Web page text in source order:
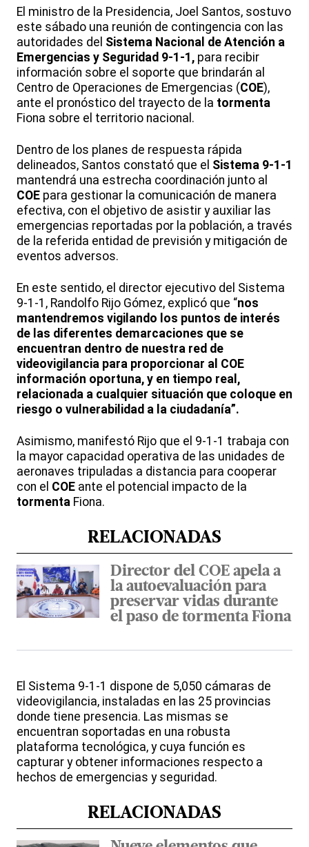
El ministro de la Presidencia, Joel Santos, sostuvo
este sábado una reunión de contingencia con las
autoridades del Sistema Nacional de Atención a
Emergencias y Seguridad 9-1-1, para recibir
información sobre el soporte que brindarán al
Centro de Operaciones de Emergencias (COE),
ante el pronóstico del trayecto de la tormenta
Fiona sobre el territorio nacional.
Dentro de los planes de respuesta rápida
delineados, Santos constató que el Sistema 9-1-1
mantendrá una estrecha coordinación junto al
COE para gestionar la comunicación de manera
efectiva, con el objetivo de asistir y auxiliar las
emergencias reportadas por la población, a través
de la referida entidad de previsión y mitigación de
eventos adversos.
En este sentido, el director ejecutivo del Sistema
9-1-1, Randolfo Rijo Gómez, explicó que “nos
mantendremos vigilando los puntos de interés
de las diferentes demarcaciones que se
encuentran dentro de nuestra red de
videovigilancia para proporcionar al COE
información oportuna, y en tiempo real,
relacionada a cualquier situación que coloque en
riesgo o vulnerabilidad a la ciudadanía”.
Asimismo, manifestó Rijo que el 9-1-1 trabaja con
la mayor capacidad operativa de las unidades de
aeronaves tripuladas a distancia para cooperar
con el COE ante el potencial impacto de la
tormenta Fiona.
RELACIONADAS
Director del COE apela a
la autoevaluación para
preservar vidas durante
el paso de tormenta Fiona
El Sistema 9-1-1 dispone de 5,050 cámaras de
videovigilancia, instaladas en las 25 provincias
donde tiene presencia. Las mismas se
encuentran soportadas en una robusta
plataforma tecnológica, y cuya función es
capturar y obtener informaciones respecto a
hechos de emergencias y seguridad.
RELACIONADAS